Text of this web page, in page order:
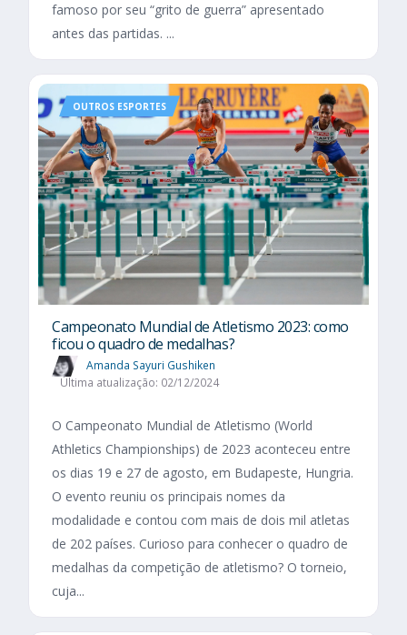
famoso por seu “grito de guerra” apresentado
antes das partidas. ...
OUTROS ESPORTES
Campeonato Mundial de Atletismo 2023: como
ficou o quadro de medalhas?
Amanda Sayuri Gushiken
Última atualização: 02/12/2024
O Campeonato Mundial de Atletismo (World
Athletics Championships) de 2023 aconteceu entre
os dias 19 e 27 de agosto, em Budapeste, Hungria.
O evento reuniu os principais nomes da
modalidade e contou com mais de dois mil atletas
de 202 países. Curioso para conhecer o quadro de
medalhas da competição de atletismo? O torneio,
cuja...